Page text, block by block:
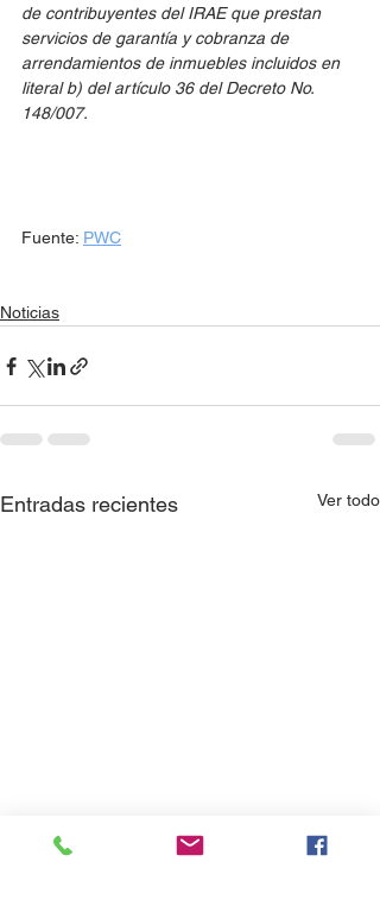
de contribuyentes del IRAE que prestan
servicios de garantía y cobranza de
arrendamientos de inmuebles incluidos en
literal b) del artículo 36 del Decreto No.
148/007.
Fuente: PWC
Noticias
Entradas recientes Ver todo